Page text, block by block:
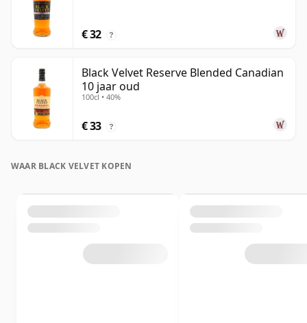
€ 32 ?
Black Velvet Reserve Blended Canadian
10 jaar oud
100cl • 40%
€ 33 ?
WAAR BLACK VELVET KOPEN